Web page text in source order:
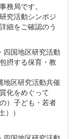
局です。
究活動シンポジ
細をご確認のう
四国地区研究活動
摂する保育・教
地区研究活動共催
化をめぐって
）子ども・若者
）